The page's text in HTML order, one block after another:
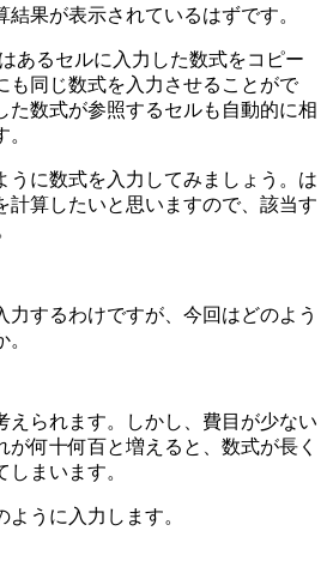
果が表示されているはずです。
あるセルに入力した数式をコピー
も同じ数式を入力させることがで
た数式が参照するセルも自動的に相
うに数式を入力してみましょう。は
計算したいと思いますので、該当す
力するわけですが、今回はどのよう
えられます。しかし、費目が少ない
何十何百と増えると、数式が長く
まいます。
うに入力します。